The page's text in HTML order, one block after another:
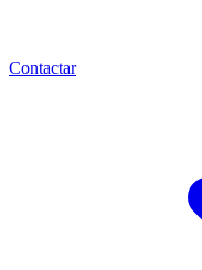
Contactar